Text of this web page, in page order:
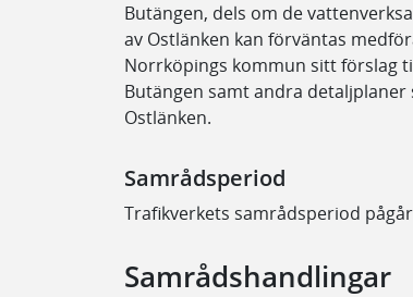
Butängen, dels om de
av Ostlänken kan förväntas
Norrköpings kommun sitt förslag
Butängen samt andra
Ostlänken.
Samrådsperiod
Trafikverkets samrådsperiod
Samrådshandlingar